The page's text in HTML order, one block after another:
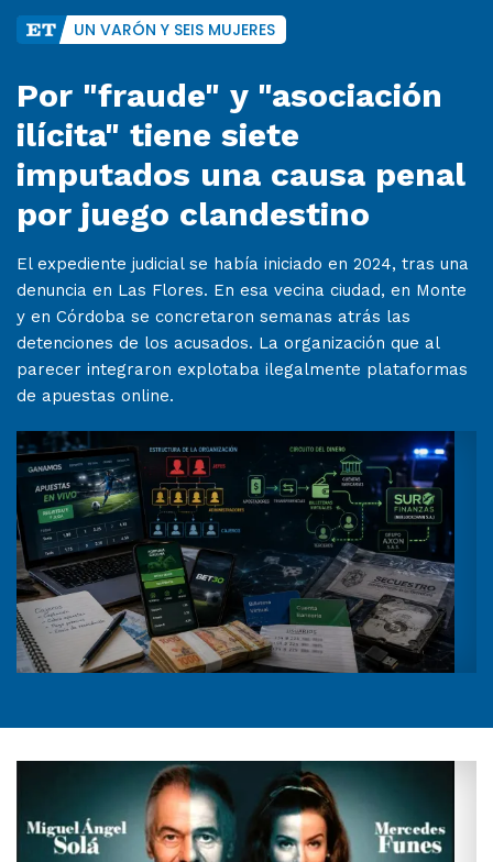
UN VARÓN Y SEIS MUJERES
Por "fraude" y "asociación
ilícita" tiene siete
imputados una causa penal
por juego clandestino
El expediente judicial se había iniciado en 2024, tras una
denuncia en Las Flores. En esa vecina ciudad, en Monte
y en Córdoba se concretaron semanas atrás las
detenciones de los acusados. La organización que al
parecer integraron explotaba ilegalmente plataformas
de apuestas online.